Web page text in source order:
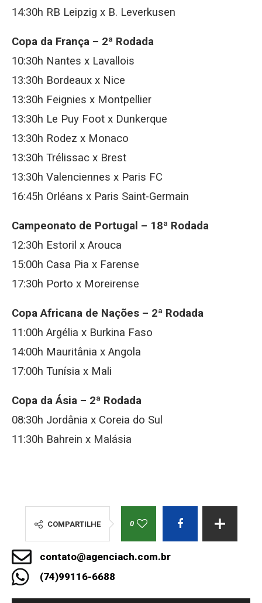
14:30h RB Leipzig x B. Leverkusen
Copa da França – 2ª Rodada
10:30h Nantes x Lavallois
13:30h Bordeaux x Nice
13:30h Feignies x Montpellier
13:30h Le Puy Foot x Dunkerque
13:30h Rodez x Monaco
13:30h Trélissac x Brest
13:30h Valenciennes x Paris FC
16:45h Orléans x Paris Saint-Germain
Campeonato de Portugal – 18ª Rodada
12:30h Estoril x Arouca
15:00h Casa Pia x Farense
17:30h Porto x Moreirense
Copa Africana de Nações – 2ª Rodada
11:00h Argélia x Burkina Faso
14:00h Mauritânia x Angola
17:00h Tunísia x Mali
Copa da Ásia – 2ª Rodada
08:30h Jordânia x Coreia do Sul
11:30h Bahrein x Malásia
COMPARTILHE 0
contato@agenciach.com.br
(74)99116-6688